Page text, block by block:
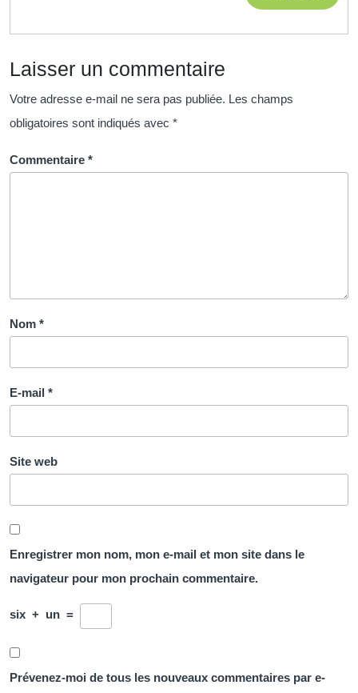
MORE
Laisser un commentaire
Votre adresse e-mail ne sera pas publiée. Les champs
obligatoires sont indiqués avec *
Commentaire *
Nom *
E-mail *
Site web
Enregistrer mon nom, mon e-mail et mon site dans le
navigateur pour mon prochain commentaire.
six + un =
Prévenez-moi de tous les nouveaux commentaires par e-